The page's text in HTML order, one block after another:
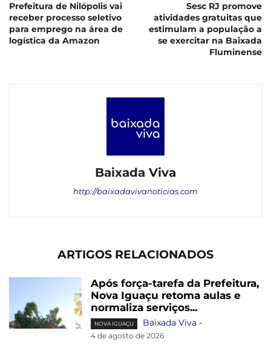
Prefeitura de Nilópolis vai
receber processo seletivo
para emprego na área de
logística da Amazon
Sesc RJ promove
atividades gratuitas que
estimulam a população a
se exercitar na Baixada
Fluminense
Baixada Viva
http://baixadavivanoticias.com
ARTIGOS RELACIONADOS
Após força-tarefa da Prefeitura,
Nova Iguaçu retoma aulas e
normaliza serviços...
NOVA IGUAÇU Baixada Viva -
4 de agosto de 2026